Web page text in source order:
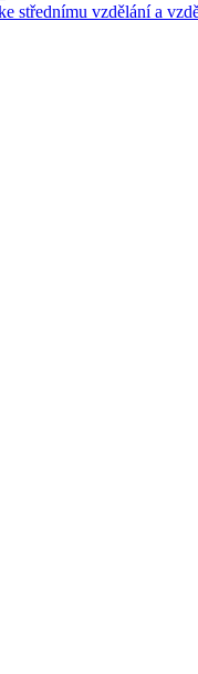
střednímu vzdělání a